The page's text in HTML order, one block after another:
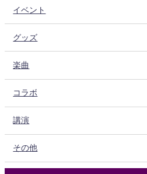
イベント
グッズ
楽曲
コラボ
講演
その他